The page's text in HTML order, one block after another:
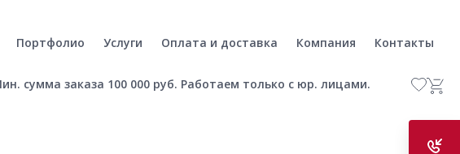
Портфолио Услуги Оплата и доставка Компания Контакты
сумма заказа 100 000 руб. Работаем только с юр. лицами.